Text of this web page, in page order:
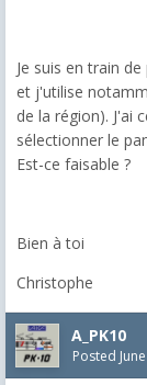
Je suis en train
et j'utilise
de la région). J'ai
sélectionner le
Est-ce faisable ?
Bien à toi
Christophe
A_PK10
Posted